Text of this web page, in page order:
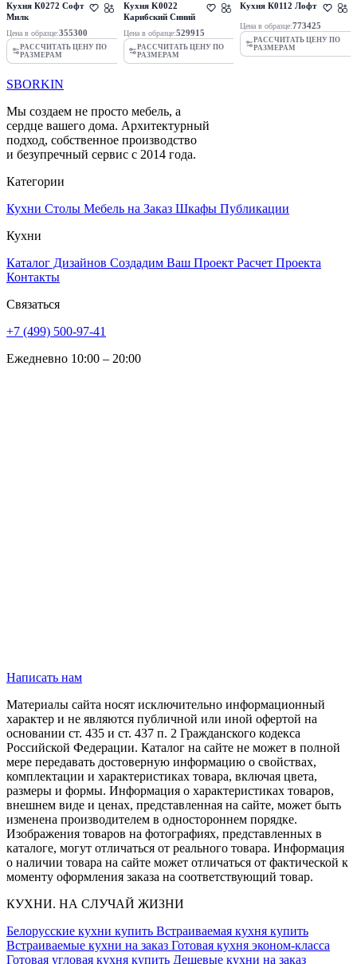
Кухня К0272 Софт
Милк
Цена в образце:355300
РАССЧИТАТЬ ЦЕНУ ПО
РАЗМЕРАМ
Кухня K0022
Карибский Синий
Цена в образце:529915
РАССЧИТАТЬ ЦЕНУ ПО
РАЗМЕРАМ
Кухня К0112 Лофт
Цена в образце:773425
РАССЧИТАТЬ ЦЕНУ ПО
РАЗМЕРАМ
SBORKIN
Мы создаем не просто мебель, а
сердце вашего дома. Архитектурный
подход, собственное производство
и безупречный сервис с 2014 года.
Категории
Кухни Столы Мебель на Заказ Шкафы Публикации
Кухни
Каталог Дизайнов Создадим Ваш Проект Расчет Проекта
Контакты
Связаться
+7 (499) 500-97-41
Ежедневно 10:00 – 20:00
Написать нам
Материалы сайта носят исключительно информационный
характер и не являются публичной или иной офертой на
основании ст. 435 и ст. 437 п. 2 Гражданского кодекса
Российской Федерации. Каталог на сайте не может в полной
мере передавать достоверную информацию о свойствах,
комплектации и характеристиках товара, включая цвета,
размеры и формы. Информация о характеристиках товаров,
внешнем виде и ценах, представленная на сайте, может быть
изменена производителем в одностороннем порядке.
Изображения товаров на фотографиях, представленных в
каталоге, могут отличаться от реального товара. Информация
о наличии товара на сайте может отличаться от фактической к
моменту оформления заказа на соответствующий товар.
КУХНИ. НА СЛУЧАЙ ЖИЗНИ
Белорусские кухни купить Встраиваемая кухня купить
Встраиваемые кухни на заказ Готовая кухня эконом-класса
Готовая угловая кухня купить Дешевые кухни на заказ